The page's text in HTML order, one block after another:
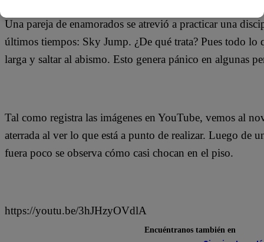
Una pareja de enamorados se atrevió a practicar una
últimos tiempos: Sky Jump. ¿De qué trata? Pues todo lo
larga y saltar al abismo. Esto genera pánico en algunas
Tal como registra las imágenes en YouTube, vemos al
aterrada al ver lo que está a punto de realizar. Luego de
fuera poco se observa cómo casi chocan en el piso.
https://youtu.be/3hJHzyOVdlA
Encuéntranos también en